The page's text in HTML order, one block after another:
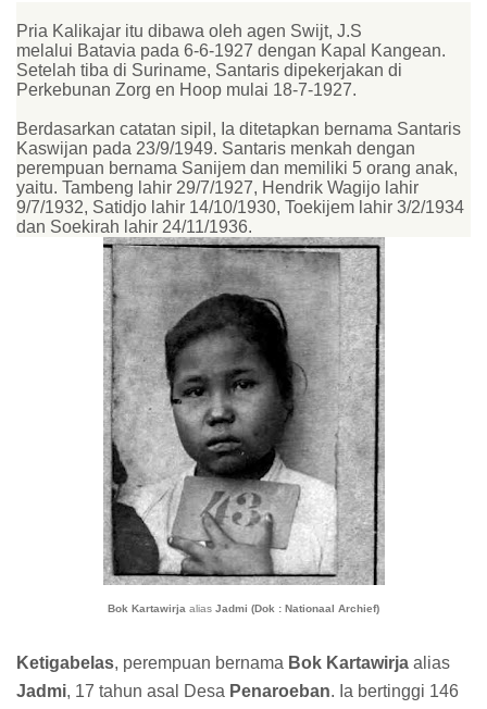
Pria Kalikajar itu dibawa oleh agen Swijt, J.S
melalui Batavia pada 6-6-1927 dengan Kapal Kangean.
Setelah tiba di Suriname, Santaris dipekerjakan di
Perkebunan Zorg en Hoop mulai 18-7-1927.
Berdasarkan catatan sipil, Ia ditetapkan bernama Santaris
Kaswijan pada 23/9/1949. Santaris menkah dengan
perempuan bernama Sanijem dan memiliki 5 orang anak,
yaitu. Tambeng lahir 29/7/1927, Hendrik Wagijo lahir
9/7/1932, Satidjo lahir 14/10/1930, Toekijem lahir 3/2/1934
dan Soekirah lahir 24/11/1936.
Bok Kartawirja alias Jadmi (Dok : Nationaal Archief)
Ketigabelas, perempuan bernama Bok Kartawirja alias
Jadmi, 17 tahun asal Desa Penaroeban. Ia bertinggi 146